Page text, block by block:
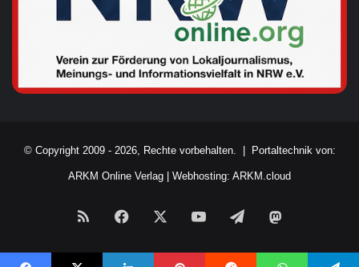
© Copyright 2009 - 2026, Rechte vorbehalten. | Portaltechnik von:
ARKM Online Verlag Webhosting: ARKM.cloud
RSS Facebook YouTubeTelegram